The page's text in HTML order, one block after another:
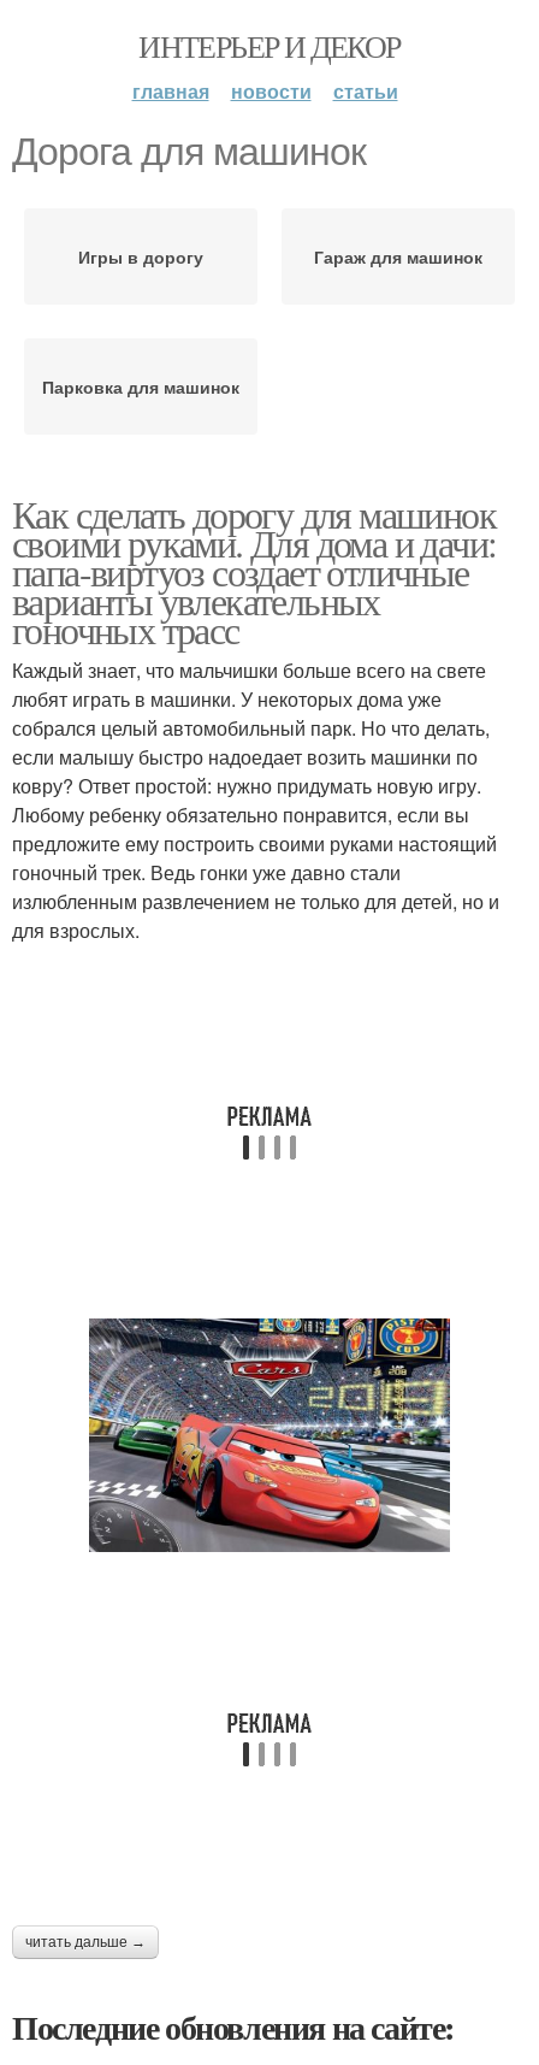
ИНТЕРЬЕР И ДЕКОР
главная новости статьи
Дорога для машинок
Игры в дорогу Гараж для машинок
Парковка для машинок
Как сделать дорогу для машинок
своими руками. Для дома и дачи:
папа-виртуоз создает отличные
варианты увлекательных
гоночных трасс
Каждый знает, что мальчишки больше всего на свете
любят играть в машинки. У некоторых дома уже
собрался целый автомобильный парк. Но что делать,
если малышу быстро надоедает возить машинки по
ковру? Ответ простой: нужно придумать новую игру.
Любому ребенку обязательно понравится, если вы
предложите ему построить своими руками настоящий
гоночный трек. Ведь гонки уже давно стали
излюбленным развлечением не только для детей, но и
для взрослых.
читать дальше →
Последние обновления на сайте: